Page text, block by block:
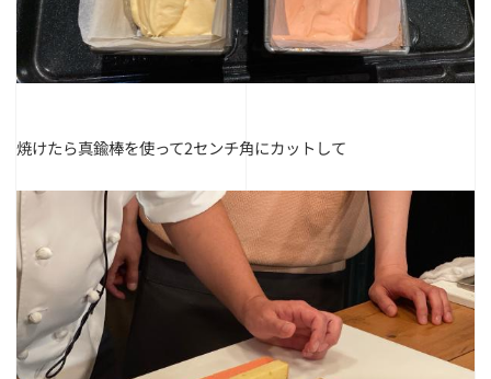
焼けたら真鍮棒を使って2センチ角にカットして